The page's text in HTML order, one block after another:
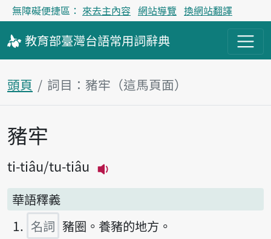
無障礙便捷區： 來去主內容 網站導覽 換網站翻譯
教育部臺灣台語常用詞辭典
頭頁 詞目：豬牢（這馬頁面）
主內容區
豬牢
ti-tiâu tu-tiâu
華語釋義
名詞 豬圈。養豬的地方。